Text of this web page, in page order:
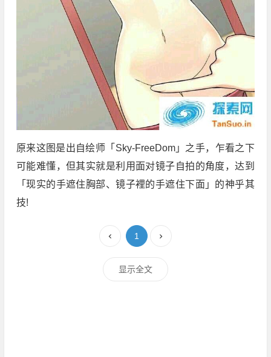
原来这图是出自绘师「Sky-FreeDom」之手，乍看之下
可能难懂，但其实就是利用面对镜子自拍的角度，达到
「现实的手遮住胸部、镜子裡的手遮住下面」的神乎其
技!
1
显示全文